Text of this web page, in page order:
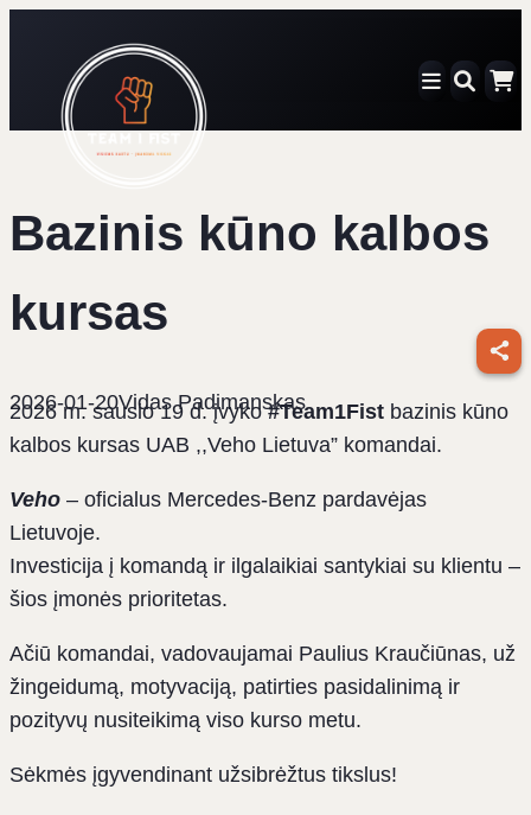
turinio
Bazinis kūno kalbos
kursas
2026-01-20Vidas Padimanskas
2026 m. sausio 19 d. įvyko#Team1Fist bazinis kūno
kalbos kursas UAB ,,Veho Lietuva” komandai.
Veho – oficialus Mercedes-Benz pardavėjas
Lietuvoje.
Investicija į komandą ir ilgalaikiai santykiai su klientu –
šios įmonės prioritetas.
Ačiū komandai, vadovaujamai Paulius Kraučiūnas, už
žingeidumą, motyvaciją, patirties pasidalinimą ir
pozityvų nusiteikimą viso kurso metu.
Sėkmės įgyvendinant užsibrėžtus tikslus!